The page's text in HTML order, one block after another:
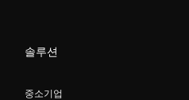
솔루션
중소기업